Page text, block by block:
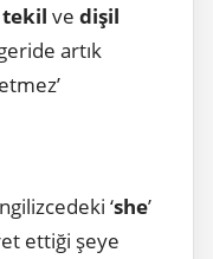
tekil ve dişil
artık
‘she’
ettiği şeye